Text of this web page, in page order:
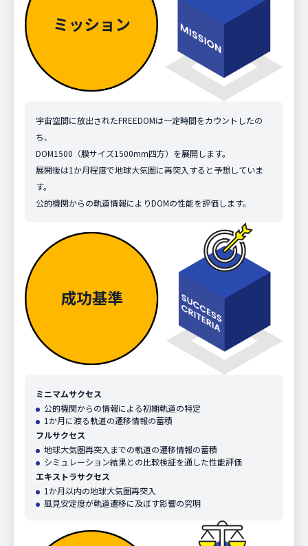
宇宙空間に放出されたFREEDOMは一定時間をカウントしたの
ち、
DOM1500（膜サイズ1500mm四方）を展開します。
展開後は1か月程度で地球大気圏に再突入すると予想していま
す。
公的機関からの軌道情報によりDOMの性能を評価します。
ミニマムサクセス
公的機関からの情報による初期軌道の特定
1か月に渡る軌道の遷移情報の蓄積
フルサクセス
地球大気圏再突入までの軌道の遷移情報の蓄積
シミュレーション結果との比較検証を通した性能評価
エキストラサクセス
1か月以内の地球大気圏再突入
風見安定度が軌道遷移に及ぼす影響の究明